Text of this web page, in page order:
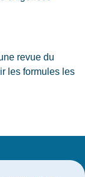
revue du
les formules les